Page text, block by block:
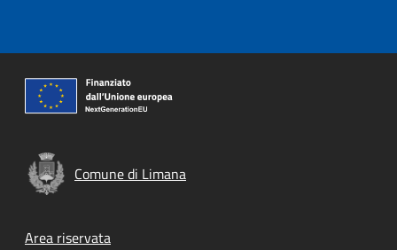
Comune di Limana
Footer menu
Area riservata